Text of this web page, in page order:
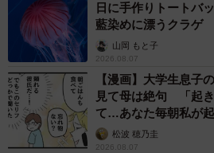
日に手作りトート
藍染めに漂うクラゲ
ごい」山岡 もと子
2026.08.07
【漫画】大学生息子
見て母は絶句 「起
て…あなた毎朝私が
松波 穂乃圭
2026.08.07